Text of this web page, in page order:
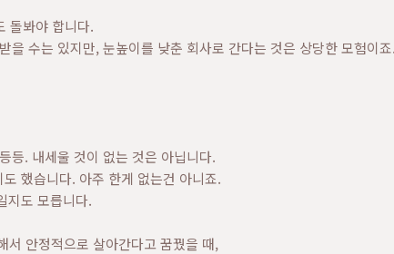
돌봐야 합니다.
을 수는 있지만, 눈높이를 낮춘 회사로 간다는 것은 상당한 모험이
등. 내세울 것이 없는 것은 아닙니다.
했습니다. 아주 한게 없는건 아니죠.
지도 모릅니다.
안정적으로 살아간다고 꿈꿨을 때,